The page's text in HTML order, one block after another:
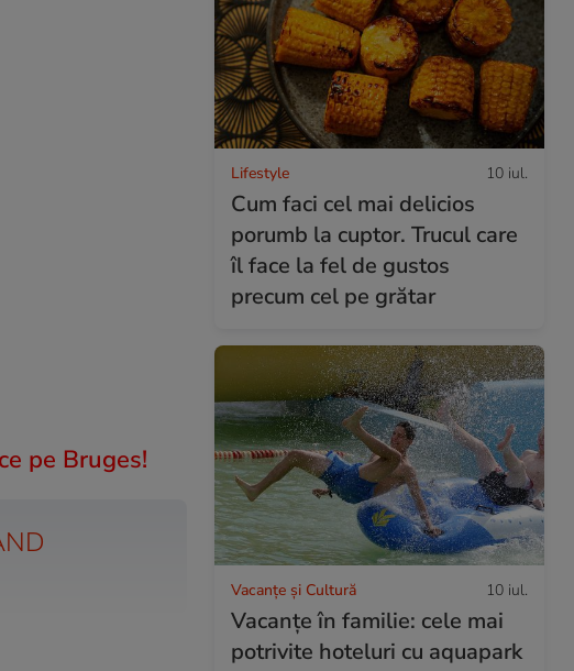
pe Bruges!
Lifestyle 10 iul.
Cum faci cel mai delicios
porumb la cuptor. Trucul care
îl face la fel de gustos
precum cel pe grătar
Vacanțe și Cultură 10 iul.
Vacanțe în familie: cele mai
potrivite hoteluri cu aquapark